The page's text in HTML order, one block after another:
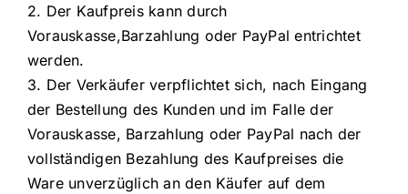
2. Der Kaufpreis kann durch
Vorauskasse,Barzahlung oder PayPal entrichtet
werden.
3. Der Verkäufer verpflichtet sich, nach Eingang
der Bestellung des Kunden und im Falle der
Vorauskasse, Barzahlung oder PayPal nach der
vollständigen Bezahlung des Kaufpreises die
Ware unverzüglich an den Käufer auf dem